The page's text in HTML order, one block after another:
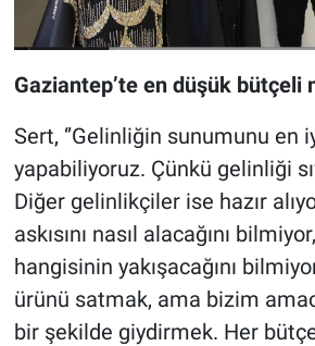
Gaziantep’te en düşük bütçeli
Sert, ‘’Gelinliğin sunumunu en
yapabiliyoruz. Çünkü gelinliği
Diğer gelinlikçiler ise hazır
askısını nasıl alacağını
hangisinin yakışacağını
ürünü satmak, ama bizim
bir şekilde giydirmek. Her